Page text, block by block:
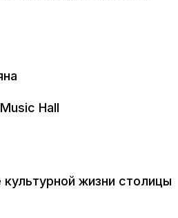
Hall
жизни столицы